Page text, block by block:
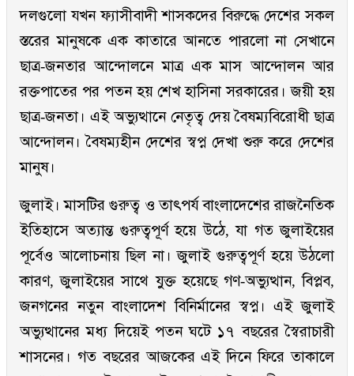
দলগুলো যখন ফ্যাসীবাদী শাসকদের বিরুদ্ধে দেশের সকল
স্তরের মানুষকে এক কাতারে আনতে পারলো না সেখানে
ছাত্র-জনতার আন্দোলনে মাত্র এক মাস আন্দোলন আর
রক্তপাতের পর পতন হয় শেখ হাসিনা সরকারের। জয়ী হয়
ছাত্র-জনতা। এই অভ্যুত্থানে নেতৃত্ব দেয় বৈষম্যবিরোধী ছাত্র
আন্দোলন। বৈষম্যহীন দেশের স্বপ্ন দেখা শুরু করে দেশের
মানুষ।
জুলাই। মাসটির গুরুত্ব ও তাৎপর্য বাংলাদেশের রাজনৈতিক
ইতিহাসে অত্যান্ত গুরুত্বপূর্ণ হয়ে উঠে, যা গত জুলাইয়ের
পূর্বেও আলোচনায় ছিল না। জুলাই গুরুত্বপূর্ণ হয়ে উঠলো
কারণ, জুলাইয়ের সাথে যুক্ত হয়েছে গণ-অভ্যুত্থান, বিপ্লব,
জনগনের নতুন বাংলাদেশ বিনির্মানের স্বপ্ন। এই জুলাই
অভ্যুত্থানের মধ্য দিয়েই পতন ঘটে ১৭ বছরের স্বৈরাচারী
শাসনের। গত বছরের আজকের এই দিনে ফিরে তাকালে